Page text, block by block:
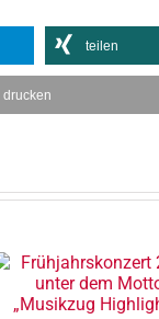
teilen
drucken